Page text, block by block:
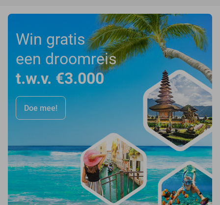
Win gratis
een droomreis
t.w.v. €3.000
Doe mee!